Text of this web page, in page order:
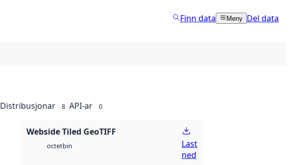
Finn data Meny Del data
Distribusjonar 8 API-ar 0
Webside Tiled GeoTIFF
octetbin
Last
ned